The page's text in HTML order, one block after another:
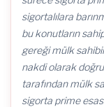
sigortalılara
bu konutların
gereği mülk
nakdi olarak
tarafından mülk
sigorta prime